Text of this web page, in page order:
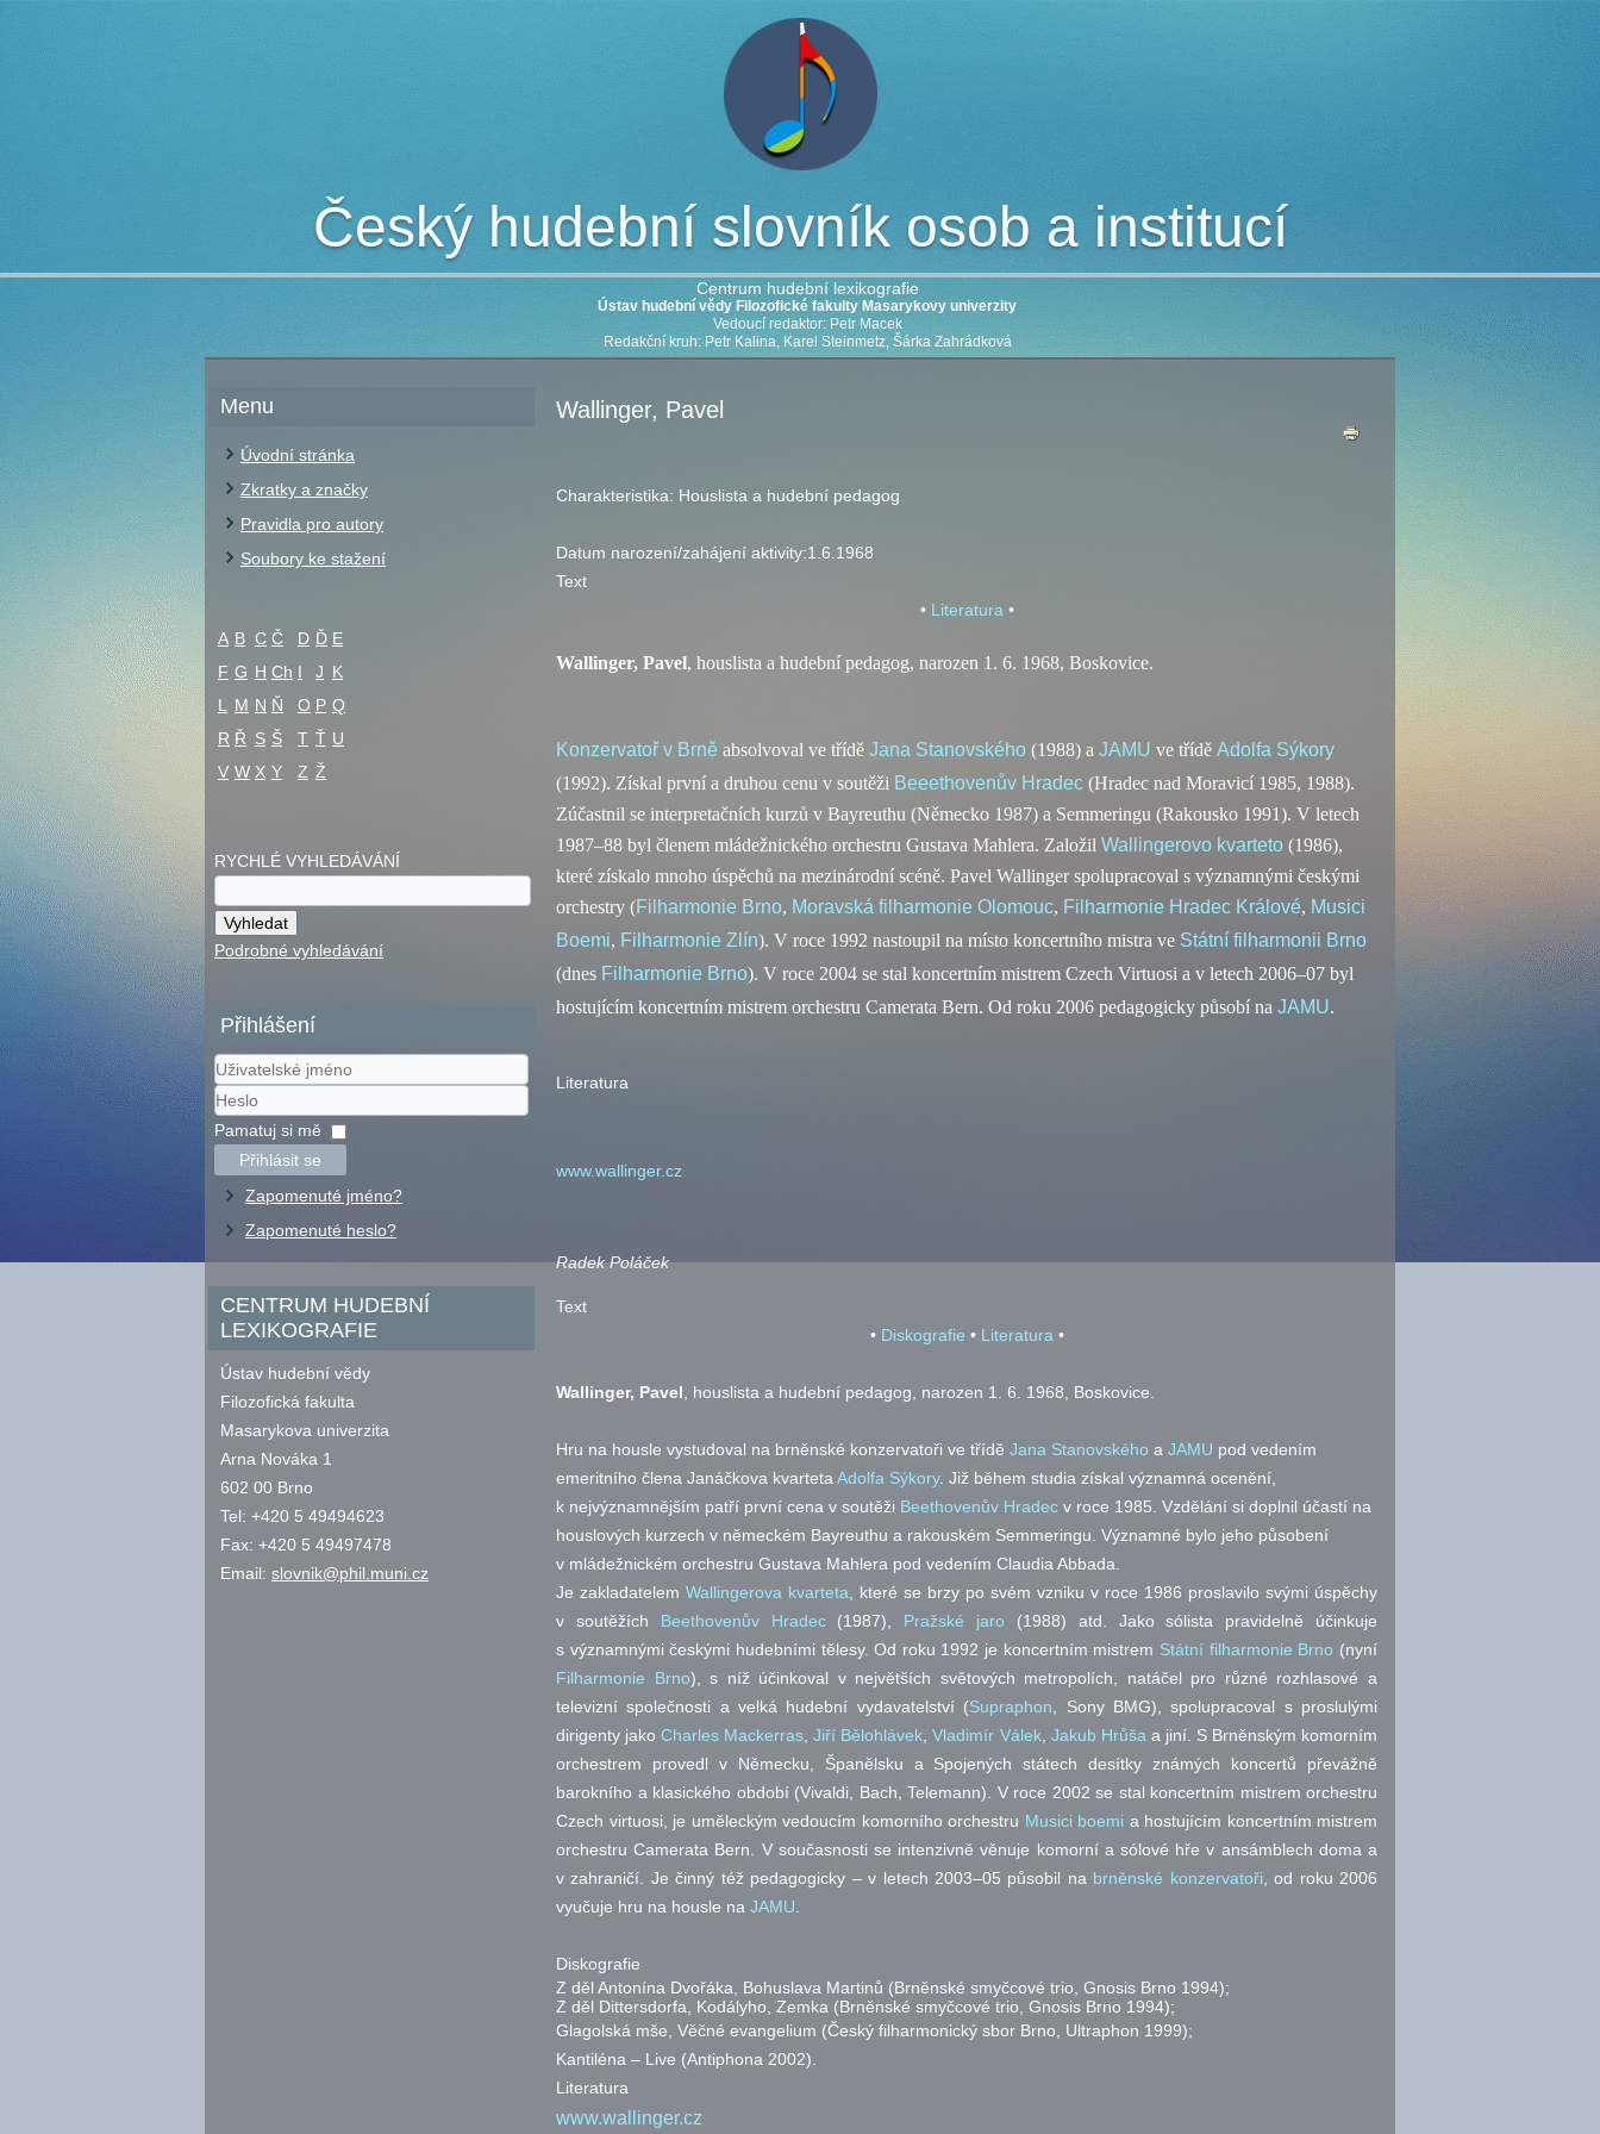
Český hudební slovník osob a institucí
Centrum hudební lexikografie
Ústav hudební vědy Filozofické fakulty Masarykovy univerzity
Vedoucí redaktor: Petr Macek
Redakční kruh: Petr Kalina, Karel Steinmetz, Šárka Zahrádková
Menu
Úvodní stránka
Zkratky a značky
Pravidla pro autory
Soubory ke stažení
A B C Č D Ď E
F G H Ch I J K
L
M N Ň O P Q
R Ř S Š T Ť U
V W X Y Z Ž
RYCHLÉ VYHLEDÁVÁNÍ
Podrobné vyhledávání
Přihlášení
Uživatelské
jméno
Heslo
Pamatuj si mě
Přihlásit se
Zapomenuté jméno?
Zapomenuté heslo?
CENTRUM HUDEBNÍ
LEXIKOGRAFIE
Ústav hudební vědy
Filozofická fakulta
Masarykova univerzita
Arna Nováka 1
602 00 Brno
Tel: +420 5 49494623
Fax: +420 5 49497478
Email: slovnik@phil.muni.cz
Wallinger, Pavel
Charakteristika: Houslista a hudební pedagog
Datum narození/zahájení aktivity:1.6.1968
Text
• Literatura •
Wallinger, Pavel, houslista a hudební pedagog, narozen 1. 6. 1968, Boskovice.
Konzervatoř v Brně absolvoval ve třídě Jana Stanovského (1988) a JAMU ve třídě Adolfa Sýkory
(1992). Získal první a druhou cenu v soutěži Beeethovenův Hradec (Hradec nad Moravicí 1985, 1988).
Zúčastnil se interpretačních kurzů v Bayreuthu (Německo 1987) a Semmeringu (Rakousko 1991). V letech
1987–88 byl členem mládežnického orchestru Gustava Mahlera. Založil Wallingerovo kvarteto (1986),
které získalo mnoho úspěchů na mezinárodní scéně. Pavel Wallinger spolupracoval s významnými českými
orchestry (Filharmonie Brno, Moravská filharmonie Olomouc, Filharmonie Hradec Králové, Musici
Boemi, Filharmonie Zlín). V roce 1992 nastoupil na místo koncertního mistra ve Státní filharmonii Brno
(dnes Filharmonie Brno). V roce 2004 se stal koncertním mistrem Czech Virtuosi a v letech 2006–07 byl
hostujícím koncertním mistrem orchestru Camerata Bern. Od roku 2006 pedagogicky působí na JAMU.
Literatura
www.wallinger.cz
Radek Poláček
Text
• Diskografie • Literatura •
Wallinger, Pavel , houslista a hudební pedagog, narozen 1. 6. 1968, Boskovice.
Hru na housle vystudoval na brněnské konzervatoři ve třídě Jana Stanovského a JAMU pod vedením
emeritního člena Janáčkova kvarteta Adolfa Sýkory. Již během studia získal významná ocenění,
k nejvýznamnějším patří první cena v soutěži Beethovenův Hradec v roce 1985. Vzdělání si doplnil účastí na
houslových kurzech v německém Bayreuthu a rakouském Semmeringu. Významné bylo jeho působení
v mládežnickém orchestru Gustava Mahlera pod vedením Claudia Abbada.
Je zakladatelem Wallingerova kvarteta , které se brzy po svém vzniku v roce 1986 proslavilo svými úspěchy
v soutěžích Beethovenův Hradec(1987), Pražské jaro (1988) atd.
Jako sólista pravidelně účinkuje
s významnými českými hudebními tělesy. Od roku 1992 je koncertním mistrem Státní filharmonie Brno (nyní
Filharmonie Brno), s níž účinkoval v největších světových metropolích, natáčel pro různé rozhlasové a
televizní společnosti a velká hudební vydavatelství (Supraphon , Sony BMG), spolupracoval s proslulými
dirigenty jakoCharles Mackerras ,Jiří Bělohlávek ,Vladimír Válek, Jakub Hrůša a jiní. S Brněnským komorním
orchestrem provedl v Německu, Španělsku a Spojených státech desítky známých koncertů převážně
barokního a klasického období (Vivaldi, Bach, Telemann). V roce 2002 se stal koncertním mistrem orchestru
Czech virtuosi, je uměleckým vedoucím komorního orchestru Musici boemi a hostujícím koncertním mistrem
orchestru Camerata Bern. V současnosti se intenzivně věnuje komorní a sólové hře v ansámblech doma a
v zahraničí. Je činný též pedagogicky – v letech 2003–05 působil na brněnské konzervatoři , od roku 2006
vyučuje hru na housle na JAMU
Diskografie
Z děl Antonína Dvořáka, Bohuslava Martinů (Brněnské smyčcové trio, Gnosis Brno 1994);
Z děl Dittersdorfa, Kodályho, Zemka (Brněnské smyčcové trio, Gnosis Brno 1994);
Glagolská mše, Věčné evangelium (Český filharmonický sbor Brno, Ultraphon 1999);
Kantiléna – Live (Antiphona 2002).
Literatura
www.wallinger.cz